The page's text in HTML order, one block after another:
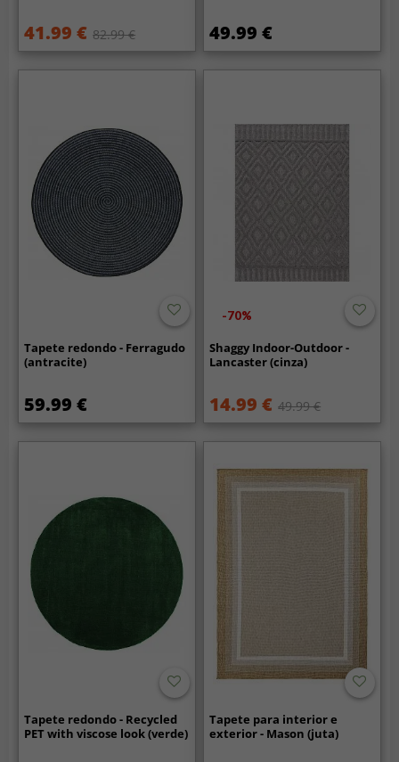
41.99 € 82.99 € 49.99 €
Tapete redondo - Ferragudo
(antracite)
59.99 €
-70%
Shaggy Indoor-Outdoor -
Lancaster (cinza)
14.99 € 49.99 €
Tapete redondo - Recycled
PET with viscose look (verde)
Tapete para interior e
exterior - Mason (juta)